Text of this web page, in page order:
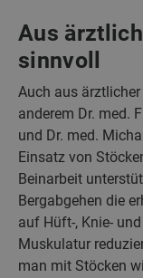
Aus
sinnvoll
Auch aus
anderem Dr. med.
und Dr. med.
Einsatz von
Beinarbeit
Bergabgehen die
auf Hüft-, Knie-
Muskulatur
man mit Stöcken